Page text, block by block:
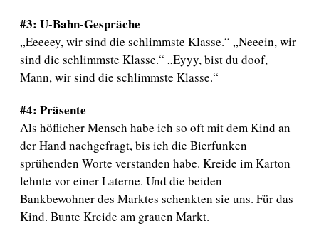
#3: U-Bahn-Gespräche
„Eeeeey, wir sind die schlimmste Klasse.“ „Neeein, wir
sind die schlimmste Klasse.“ „Eyyy, bist du doof,
Mann, wir sind die schlimmste Klasse.“
#4: Präsente
Als höflicher Mensch habe ich so oft mit dem Kind an
der Hand nachgefragt, bis ich die Bierfunken
sprühenden Worte verstanden habe. Kreide im Karton
lehnte vor einer Laterne. Und die beiden
Bankbewohner des Marktes schenkten sie uns. Für das
Kind. Bunte Kreide am grauen Markt.